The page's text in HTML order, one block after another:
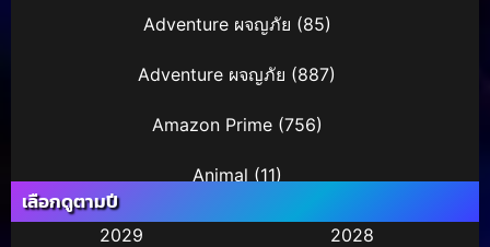
Adventure ผจญภัย (85)
Adventure ผจญภัย (887)
Amazon Prime(756)
Animal (11)
Animation การ์ตูน(245)
เลือกดูตามปี
2029
2028